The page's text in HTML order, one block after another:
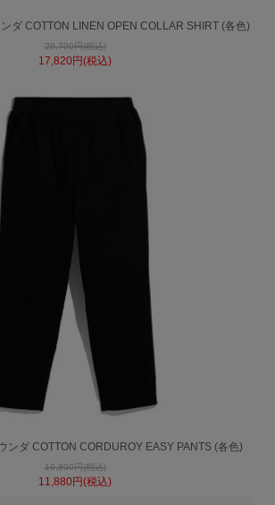
ダ COTTON LINEN OPEN COLLAR SHIRT (各色)
29,700円(税込)
17,820円(税込)
ンダ COTTON CORDUROY EASY PANTS (各色)
19,800円(税込)
11,880円(税込)